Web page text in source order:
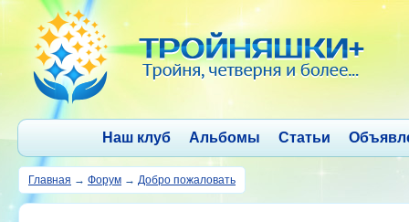
Наш клуб Альбомы Статьи
Главная → Форум → Добро пожаловать